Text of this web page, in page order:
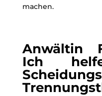
machen.
Anwältin
Ich